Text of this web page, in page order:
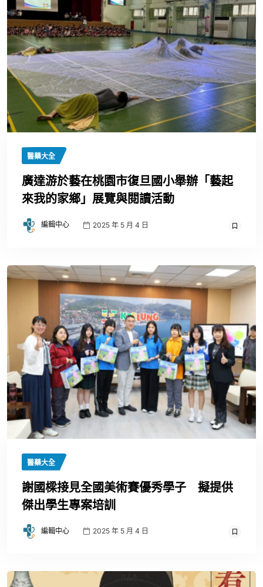
醫藥大全
廣達游於藝在桃園市復旦國小舉辦「藝起
來我的家鄉」展覽與閱讀活動
編輯中心 2025 年 5 月 4 日
醫藥大全
謝國樑接見全國美術賽優秀學子 擬提供
傑出學生專案培訓
編輯中心 2025 年 5 月 4 日